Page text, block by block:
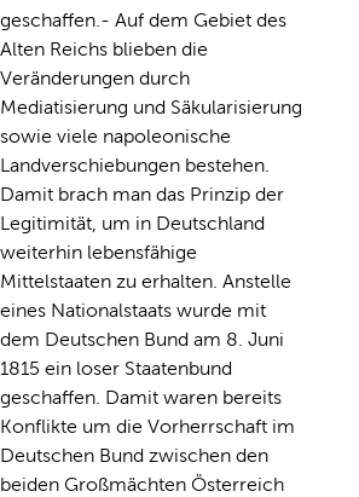
geschaffen.- Auf dem Gebiet des
Alten Reichs blieben die
Veränderungen durch
Mediatisierung und Säkularisierung
sowie viele napoleonische
Landverschiebungen bestehen.
Damit brach man das Prinzip der
Legitimität, um in Deutschland
weiterhin lebensfähige
Mittelstaaten zu erhalten. Anstelle
eines Nationalstaats wurde mit
dem Deutschen Bund am 8. Juni
1815 ein loser Staatenbund
geschaffen. Damit waren bereits
Konflikte um die Vorherrschaft im
Deutschen Bund zwischen den
beiden Großmächten Österreich